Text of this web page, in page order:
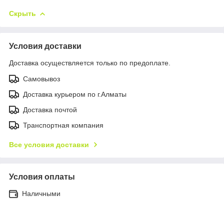
Скрыть
Условия доставки
Доставка осуществляется только по предоплате.
Самовывоз
Доставка курьером по г.Алматы
Доставка почтой
Транспортная компания
Все условия доставки
Условия оплаты
Наличными